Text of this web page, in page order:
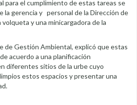
para el cumplimiento de estas tareas se
la gerencia y personal de la Dirección de
y una minicargadora de la
de Gestión Ambiental, explicó que estas
acuerdo a una planificación
diferentes sitios de la urbe cuyo
estos espacios y presentar una